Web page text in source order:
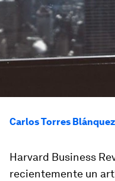
Carlos Torres Blánquez
Harvard Business
recientemente un